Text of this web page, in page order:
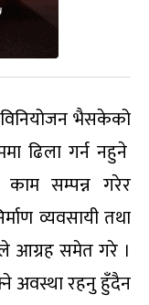
भैसकेको
ढिला गर्न नहुने
काम सम्पन्न गरेर
व्यवसायी तथा
आग्रह समेत गरे ।
अवस्था रहनु हुँदैन